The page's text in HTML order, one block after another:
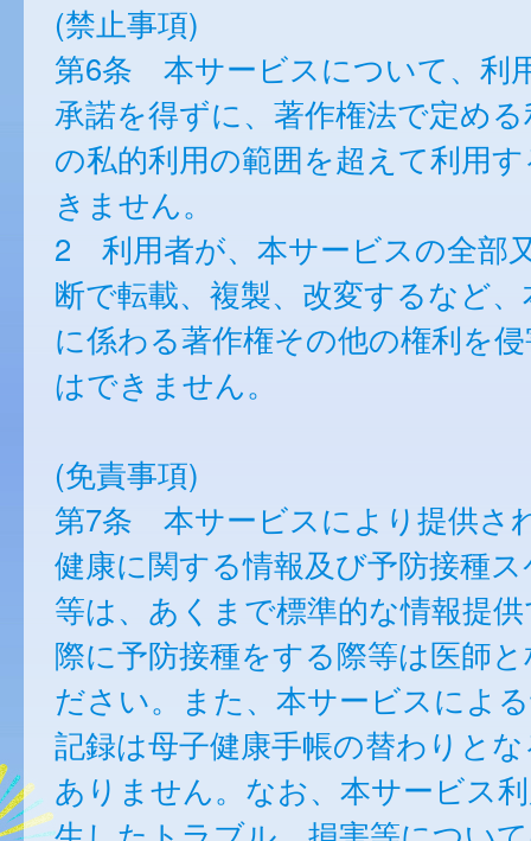
(禁止事項)
第6条 本サービスについて、利
承諾を得ずに、著作権法で定め
の私的利用の範囲を超えて利用
きません。
2 利用者が、本サービスの全部
断で転載、複製、改変するなど
に係わる著作権その他の権利を
はできません。
(免責事項)
第7条 本サービスにより提供さ
健康に関する情報及び予防接種
等は、あくまで標準的な情報提
際に予防接種をする際等は医師
ださい。また、本サービスによ
記録は母子健康手帳の替わりと
ありません。なお、本サービス